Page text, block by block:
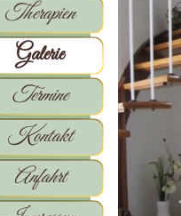
Therapien
Galerie
Termine
Kontakt
Anfahrt